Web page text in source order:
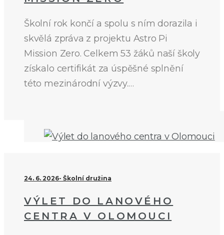
Školní rok končí a spolu s ním dorazila i
skvělá zpráva z projektu Astro Pi
Mission Zero. Celkem 53 žáků naší školy
získalo certifikát za úspěšné splnění
této mezinárodní výzvy.…
24. 6. 2026 Školní družina
VÝLET DO LANOVÉHO
CENTRA V OLOMOUCI